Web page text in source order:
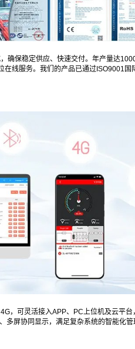
确保稳定供应、快速交付。年产量达
线服务。我们的产品已通过ISO9001国
，可灵活接入APP、PC上位机及云平
屏协同显示，满足复杂系统的智能化管